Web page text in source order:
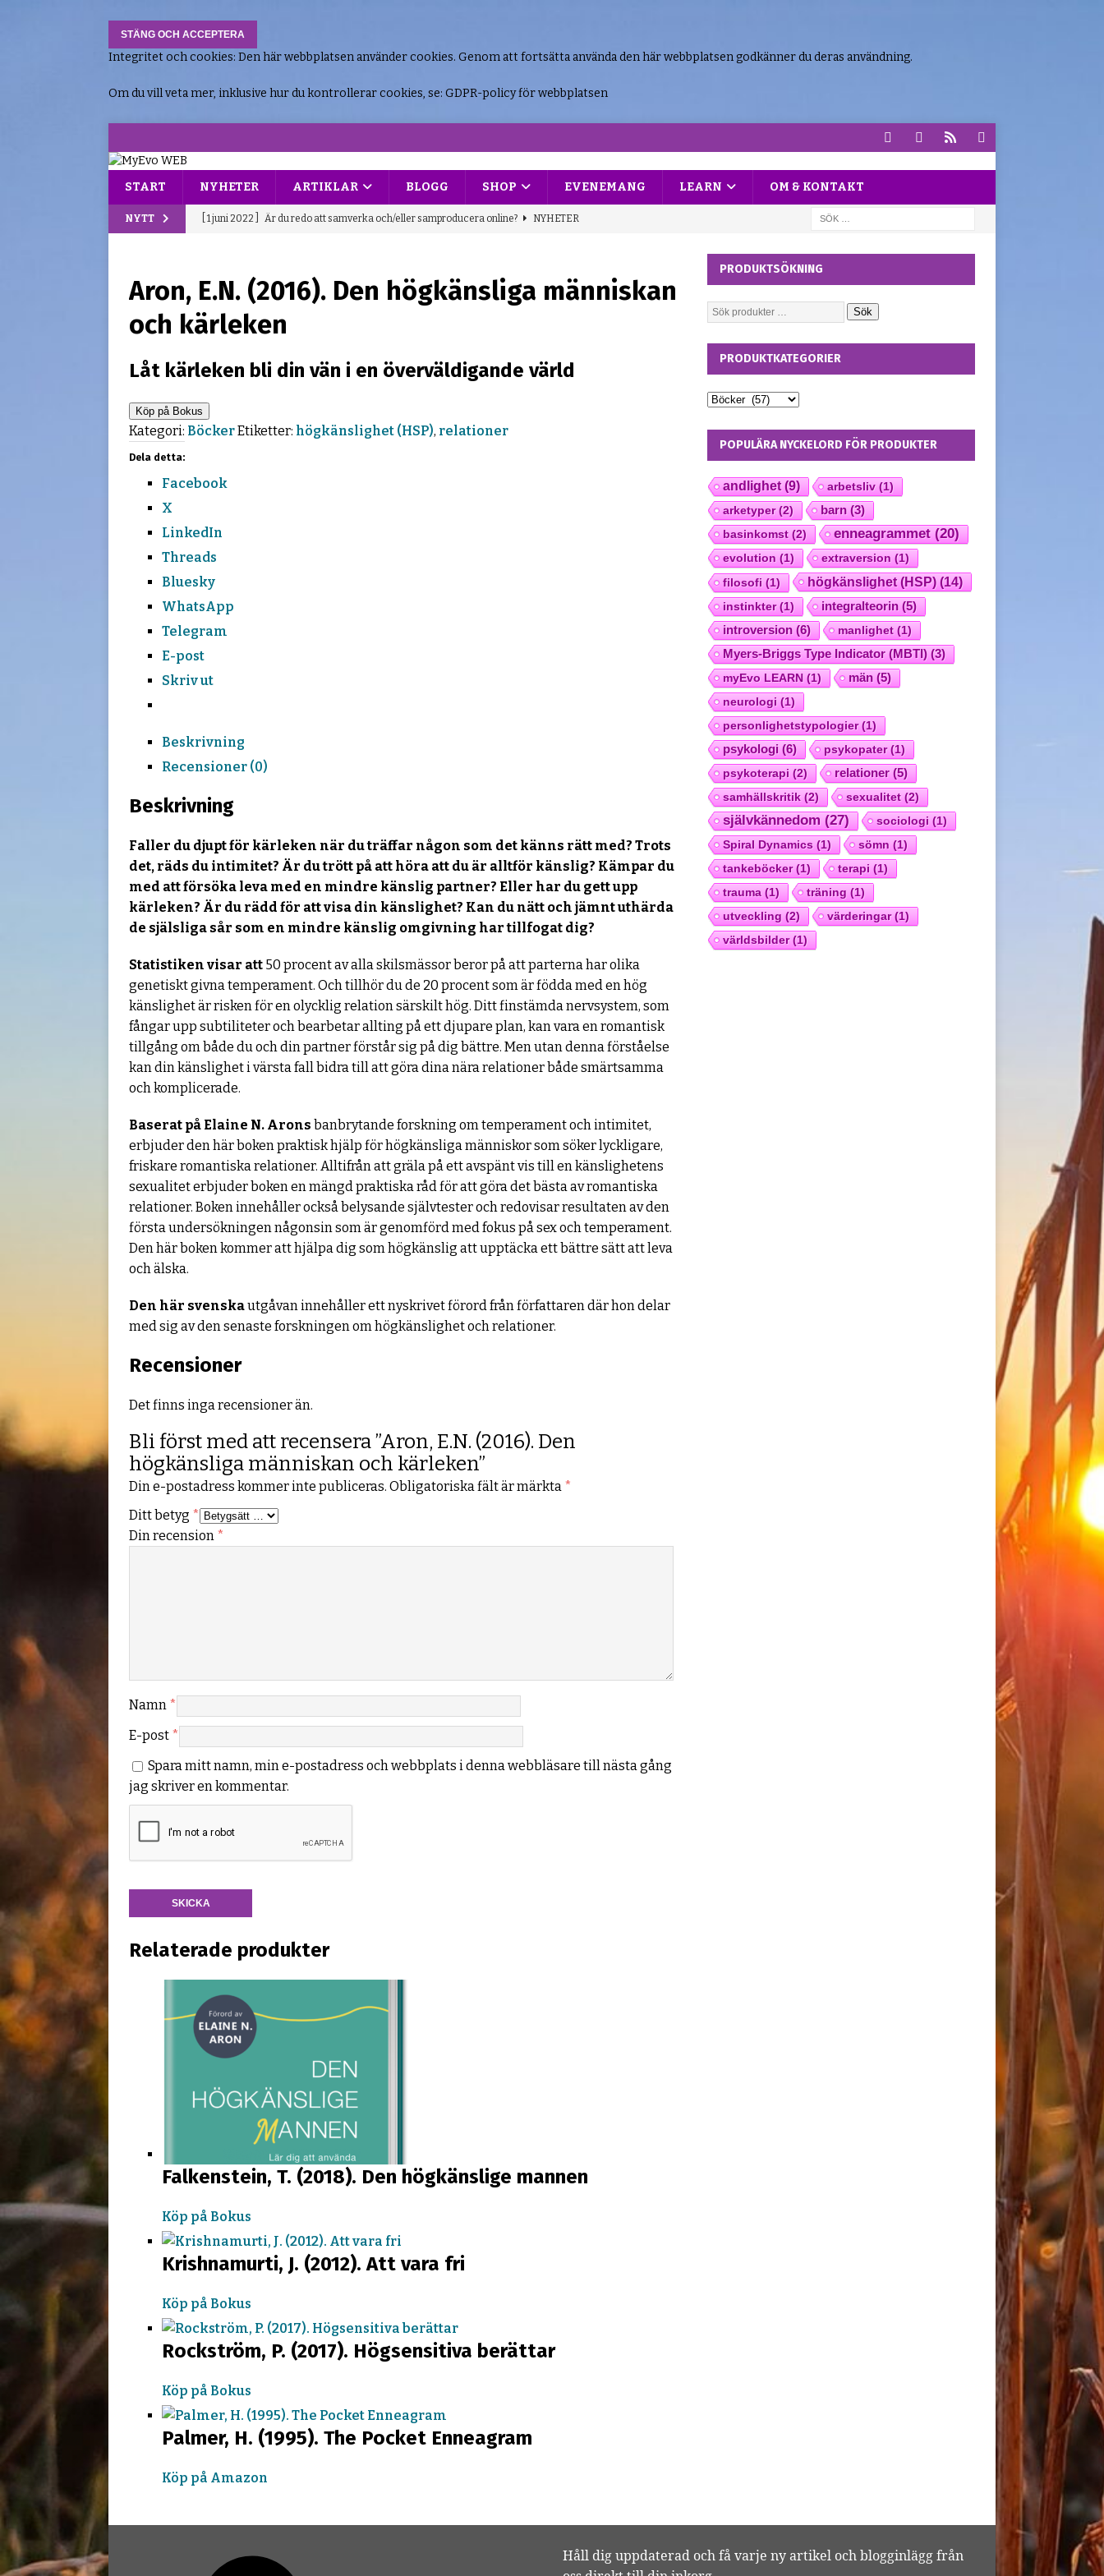
Integritet och cookies: Den här webbplatsen använder cookies. Genom att fortsätta använda den här webbplatsen godkänner du deras användning.
Om du vill veta mer, inklusive hur du kontrollerar cookies, se: GDPR-policy för webbplatsen
START NYHETER ARTIKLAR BLOGG SHOP EVENEMANG LEARN OM & KONTAKT
NYTT [ 1 juni 2022 ] Är du redo att samverka och/eller samproducera online? NYHETER
[ 24 oktober 2025 ] Populära enneagramtester! NYHETER
[ 26 september 2025 ]
Aron, E.N. (2016). Den högkänsliga människan
och kärleken
Låt kärleken bli din vän i en överväldigande värld
Köp på Bokus
Kategori: BöckerEtiketter: högkänslighet (HSP), relationer
Dela detta:
Facebook
X
LinkedIn
Threads
Bluesky
WhatsApp
Telegram
E-post
Skriv ut
Beskrivning
Recensioner (0)
Beskrivning
Faller du djupt för kärleken när du träffar någon som det känns rätt med? Trots
det, räds du intimitet? Är du trött på att höra att du är alltför känslig? Kämpar du
med att försöka leva med en mindre känslig partner? Eller har du gett upp
kärleken? Är du rädd för att visa din känslighet? Kan du nätt och jämnt uthärda
de själsliga sår som en mindre känslig omgivning har tillfogat dig?
Statistiken visar att 50 procent av alla skilsmässor beror på att parterna har olika
genetiskt givna temperament. Och tillhör du de 20 procent som är födda med en hög
känslighet är risken för en olycklig relation särskilt hög. Ditt finstämda nervsystem, som
fångar upp subtiliteter och bearbetar allting på ett djupare plan, kan vara en romantisk
tillgång om både du och din partner förstår sig på dig bättre. Men utan denna förståelse
kan din känslighet i värsta fall bidra till att göra dina nära relationer både smärtsamma
och komplicerade.
Baserat på Elaine N. Arons banbrytande forskning om temperament och intimitet,
erbjuder den här boken praktisk hjälp för högkänsliga människor som söker lyckligare,
friskare romantiska relationer. Alltifrån att gräla på ett avspänt vis till en känslighetens
sexualitet erbjuder boken en mängd praktiska råd för att göra det bästa av romantiska
relationer. Boken innehåller också belysande självtester och redovisar resultaten av den
första undersökningen någonsin som är genomförd med fokus på sex och temperament.
Den här boken kommer att hjälpa dig som högkänslig att upptäcka ett bättre sätt att leva
och älska.
Den här svenskautgåvan innehåller ett nyskrivet förord från författaren där hon delar
med sig av den senaste forskningen om högkänslighet och relationer.
Recensioner
Det finns inga recensioner än.
Bli först med att recensera ”Aron, E.N. (2016). Den
högkänsliga människan och kärleken”
Din e-postadress kommer inte publiceras. Obligatoriska fält är märkta *
Ditt betyg *
Din recension *
Namn *
E-post *
Spara mitt namn, min e-postadress och webbplats i denna webbläsare till nästa gång
jag skriver en kommentar.
Relaterade produkter
Falkenstein, T. (2018). Den högkänslige mannen
Köp på Bokus
Krishnamurti, J. (2012). Att vara fri
Köp på Bokus
Rockström, P. (2017). Högsensitiva berättar
Köp på Bokus
Palmer, H. (1995). The Pocket Enneagram
Köp på Amazon
PRODUKTSÖKNING
Sök
PRODUKTKATEGORIER
POPULÄRA NYCKELORD FÖR PRODUKTER
andlighet(9) arbetsliv(1)
arketyper(2) barn(3)
basinkomst(2) enneagrammet(20)
evolution(1) extraversion(1)
filosofi(1) högkänslighet (HSP)(14)
instinkter(1) integralteorin(5)
introversion(6) manlighet(1)
Myers-Briggs Type Indicator (MBTI)(3)
myEvo LEARN(1) män(5)
neurologi(1)
personlighetstypologier(1)
psykologi(6) psykopater(1)
psykoterapi(2) relationer(5)
samhällskritik(2) sexualitet(2)
självkännedom(27) sociologi(1)
Spiral Dynamics(1) sömn(1)
tankeböcker(1) terapi(1)
trauma(1) träning(1)
utveckling(2) värderingar(1)
världsbilder(1)
Håll dig uppdaterad och få varje ny artikel och blogginlägg från